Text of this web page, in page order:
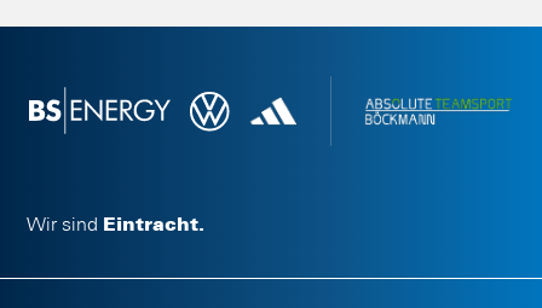
Wir sind Eintracht.